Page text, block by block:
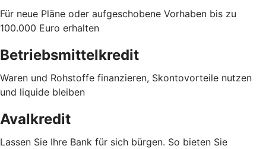
Für neue Pläne oder aufgeschobene Vorhaben bis zu
100.000 Euro erhalten
Betriebsmittelkredit
Waren und Rohstoffe finanzieren, Skontovorteile nutzen
und liquide bleiben
Avalkredit
Lassen Sie Ihre Bank für sich bürgen. So bieten Sie